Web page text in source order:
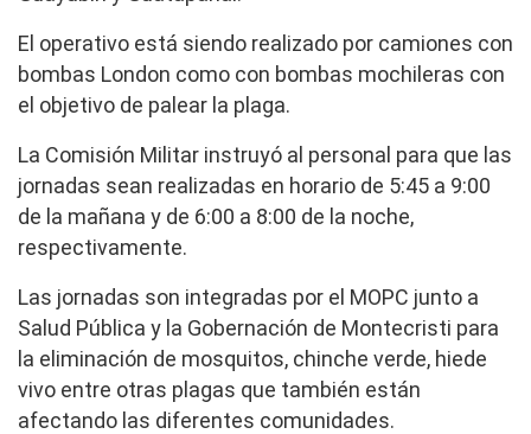
El operativo está siendo realizado por camiones con
bombas London como con bombas mochileras con
el objetivo de palear la plaga.
La Comisión Militar instruyó al personal para que las
jornadas sean realizadas en horario de 5:45 a 9:00
de la mañana y de 6:00 a 8:00 de la noche,
respectivamente.
Las jornadas son integradas por el MOPC junto a
Salud Pública y la Gobernación de Montecristi para
la eliminación de mosquitos, chinche verde, hiede
vivo entre otras plagas que también están
afectando las diferentes comunidades.